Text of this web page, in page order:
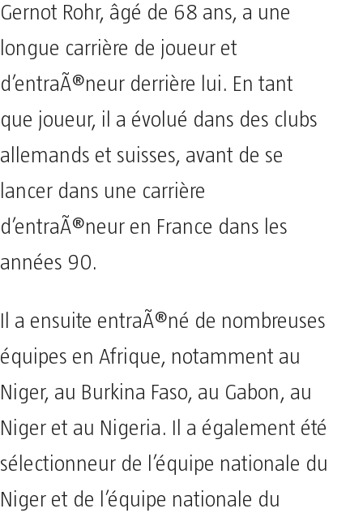
Gernot Rohr, âgé de 68 ans, a une
longue carrière de joueur et
d’entraÃ®neur derrière lui. En tant
que joueur, il a évolué dans des clubs
allemands et suisses, avant de se
lancer dans une carrière
d’entraÃ®neur en France dans les
années 90.
Il a ensuite entraÃ®né de nombreuses
équipes en Afrique, notamment au
Niger, au Burkina Faso, au Gabon, au
Niger et au Nigeria. Il a également été
sélectionneur de l’équipe nationale du
Niger et de l’équipe nationale du